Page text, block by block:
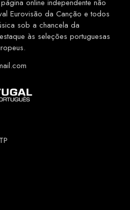
online independente não
Eurovisão da Canção e todos
sob a chancela da
às seleções portuguesas